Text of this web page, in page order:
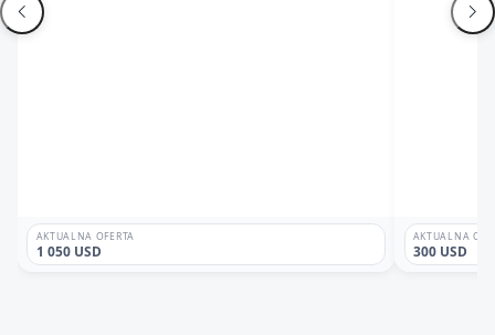
AKTUALNA OFERTA
1 050 USD
AKTUALNA
300 USD